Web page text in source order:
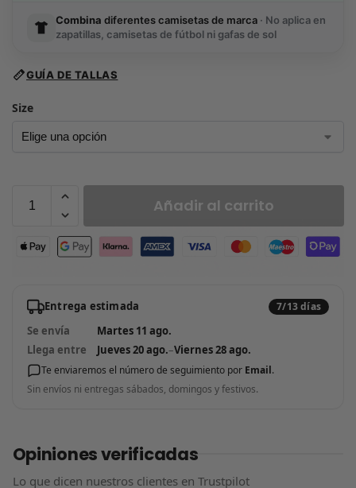
Combina diferentes camisetas de marca · No aplica en
zapatillas, camisetas de fútbol ni gafas de sol
GUÍA DE TALLAS
Size
Añadir al carrito
Entrega estimada 7/13 días
Se envía
Martes 11 ago.
Llega entre
Jueves 20 ago.–Viernes 28 ago.
Te enviaremos el número de seguimiento por Email.
Sin envíos ni entregas sábados, domingos y festivos.
Opiniones verificadas
Lo que dicen nuestros clientes en Trustpilot